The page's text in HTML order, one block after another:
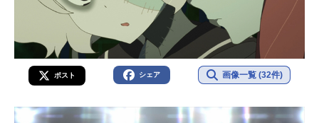
ポスト シェア 画像一覧 (32件)